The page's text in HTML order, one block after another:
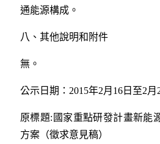
通能源構成。
八、其他說明和附件
無。
公示日期：2015年2月16日至2月
原標題:國家重點研發計畫新能
方案（徵求意見稿）